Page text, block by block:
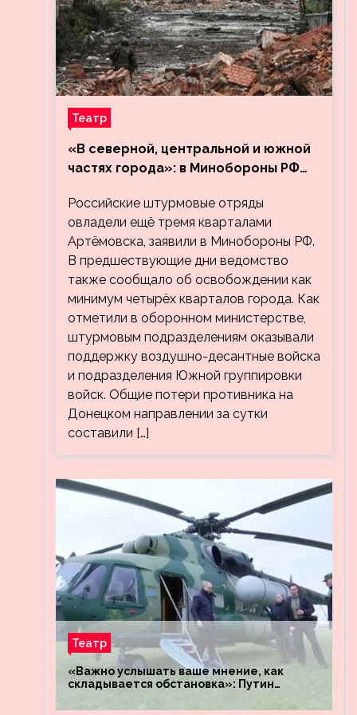
Театр
«В северной, центральной и южной
частях города»: в Минобороны РФ
кварталов Артёмовска
Российские штурмовые отряды
овладели ещё тремя кварталами
Артёмовска, заявили в Минобороны РФ.
В предшествующие дни ведомство
также сообщало об освобождении как
минимум четырёх кварталов города. Как
отметили в оборонном министерстве,
штурмовым подразделениям оказывали
поддержку воздушно-десантные войска
и подразделения Южной группировки
войск. Общие потери противника на
Донецком направлении за сутки
составили […]
Театр
«Важно услышать ваше мнение, как
складывается обстановка»: Путин
«Днепр» и «Восток»